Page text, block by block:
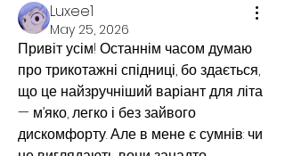
Luxee1
May 25, 2026
Привіт усім! Останнім часом думаю
про трикотажні спідниці, бо здається,
що це найзручніший варіант для літа
— м’яко, легко і без зайвого
дискомфорту. Але в мене є сумнів: чи